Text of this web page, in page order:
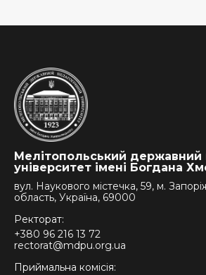
Мелітопольський державний
університет імені Богдана
вул. Наукового містечка, 59, м.
область, Україна, 69000
Ректорат:
+380 96 216 13 72
rectorat@mdpu.org.ua
Приймальна комісія: